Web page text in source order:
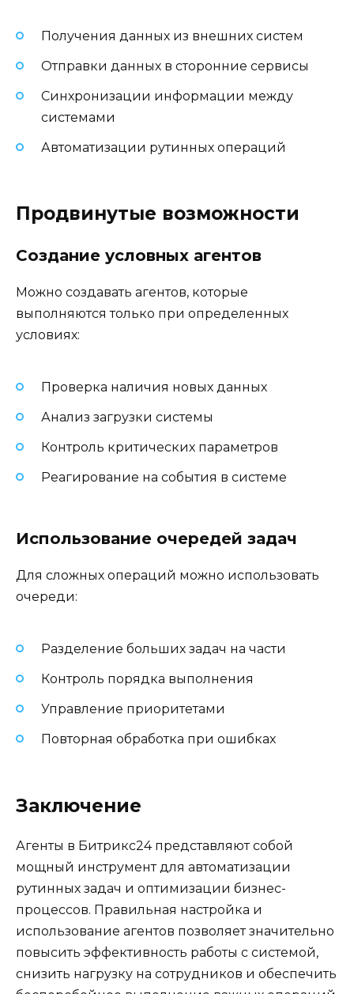
Получения данных из внешних систем
Отправки данных в сторонние сервисы
Синхронизации информации между
системами
Автоматизации рутинных операций
Продвинутые возможности
Создание условных агентов
Можно создавать агентов, которые
выполняются только при определенных
условиях:
Проверка наличия новых данных
Анализ загрузки системы
Контроль критических параметров
Реагирование на события в системе
Использование очередей задач
Для сложных операций можно использовать
очереди:
Разделение больших задач на части
Контроль порядка выполнения
Управление приоритетами
Повторная обработка при ошибках
Заключение
Агенты в Битрикс24 представляют собой
мощный инструмент для автоматизации
рутинных задач и оптимизации бизнес-
процессов. Правильная настройка и
использование агентов позволяет значительно
повысить эффективность работы с системой,
снизить нагрузку на сотрудников и обеспечить